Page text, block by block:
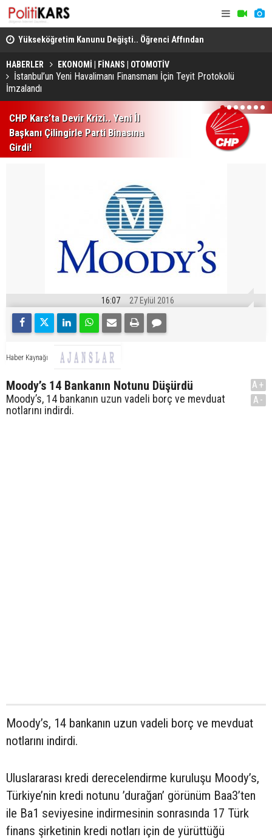
Yükseköğretim Kanunu Değişti.. Öğrenci Affından
Akademik Usulsüzlüğe Yeni Düzenlemeler!
HABERLER EKONOMİ | FİNANS | OTOMOTİV
İstanbul’un Yeni Havalimanı Finansmanı İçin Teyit Protokolü
İmzalandı
CHP Kars’ta Devir Krizi.. Yeni İl
Başkanı Çilingirle Parti Binasına
Girdi!
1 2 3 4 5 6 7
16:07 27 Eylül 2016
Haber Kaynağı
Moody’s 14 Bankanın Notunu Düşürdü
Moody’s, 14 bankanın uzun vadeli borç ve mevduat
notlarını indirdi.
A+
A-
Moody’s, 14 bankanın uzun vadeli borç ve mevduat
notlarını indirdi.
Uluslararası kredi derecelendirme kuruluşu Moody’s,
Türkiye’nin kredi notunu ’durağan’ görünüm Baa3’ten
ile Ba1 seviyesine indirmesinin sonrasında 17 Türk
finans şirketinin kredi notları için de yürüttüğü